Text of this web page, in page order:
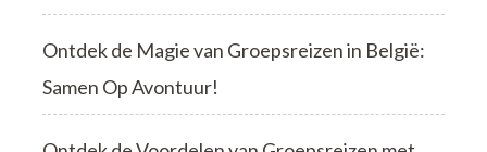
Ontdek de Magie van Groepsreizen in België:
Samen Op Avontuur!